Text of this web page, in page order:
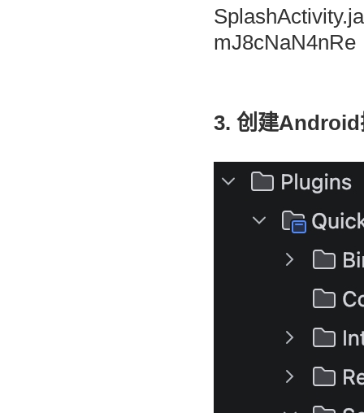
mJ8cNaN4nRe
3. 创建Android